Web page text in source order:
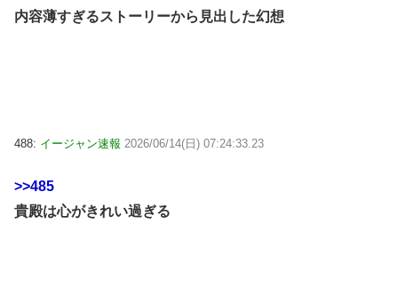
内容薄すぎるストーリーから見出した幻想
488: イージャン速報 2026/06/14(日) 07:24:33.23
>>485
貴殿は心がきれい過ぎる